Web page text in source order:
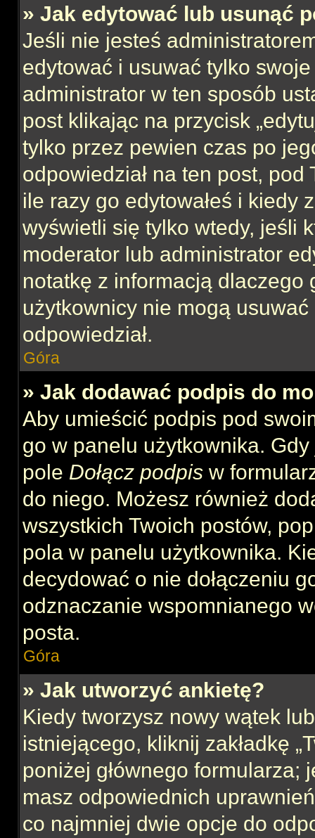
» Jak edytować lub usunąć
Jeśli nie jesteś
edytować i usuwać tylko
administrator w ten sposób
post klikając na przycisk
tylko przez pewien czas po
odpowiedział na ten post,
ile razy go edytowałeś i kiedy
wyświetli się tylko wtedy, jeśli
moderator lub administrator
notatkę z informacją
użytkownicy nie mogą
odpowiedział.
Góra
» Jak dodawać podpis do
Aby umieścić podpis pod
go w panelu użytkownika.
pole Dołącz podpis w
do niego. Możesz również
wszystkich Twoich postów,
pola w panelu użytkownika.
decydować o nie dołączeniu
odznaczanie wspomnianego
posta.
Góra
» Jak utworzyć ankietę?
Kiedy tworzysz nowy wątek
istniejącego, kliknij zakładkę
poniżej głównego formularza;
masz odpowiednich
co najmniej dwie opcje do